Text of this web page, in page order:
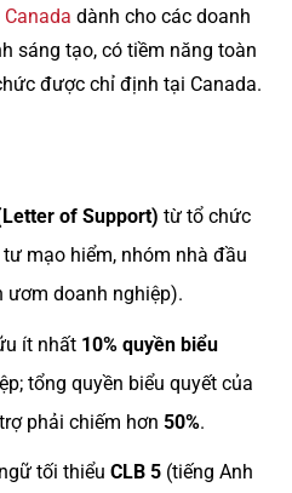
dành cho các doanh
sáng tạo, có tiềm năng toàn
được chỉ định tại Canada.
of Support) từ tổ chức
mạo hiểm, nhóm nhà đầu
doanh nghiệp).
ít nhất 10% quyền biểu
tổng quyền biểu quyết của
phải chiếm hơn 50%.
tối thiểu CLB 5(tiếng Anh